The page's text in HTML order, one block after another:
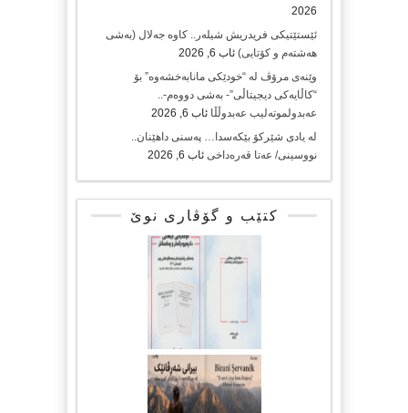
2026
ئێستێتیکی فریدریش شیلەر.. کاوە جەلال (بەشی
هەشتەم و کۆتایی) ئاب 6, 2026
وێنەی مرۆڤ لە “خودێکی مانابەخشەوە” بۆ
“کاڵایەکی دیجیتاڵی”- بەشی دووەم-..
عەبدولموتەلیب عەبدوڵڵا ئاب 6, 2026
لە یادی شێرکۆ بێکەسدا… پەسنی داهێنان..
نووسینی/ عەتا قەرەداخی ئاب 6, 2026
کتێب و گۆڤاری نوێ